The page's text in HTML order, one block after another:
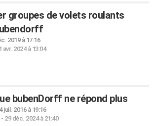
groupes de volets roulants
2019 à 17:16
avr. 2024 à 13:04
bubenDorff ne répond plus
juil. 2016 à 19:16
- 29 déc. 2024 à 21:40